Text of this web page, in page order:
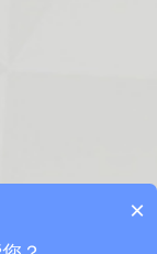
×